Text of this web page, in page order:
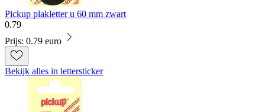
Pickup plakletter u 60 mm zwart
0.79
Prijs: 0.79 euro
Bekijk alles in lettersticker